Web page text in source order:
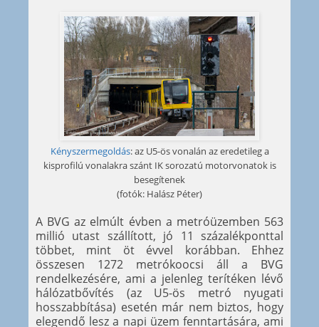
Kényszermegoldás: az U5-ös vonalán az eredetileg a
kisprofilú vonalakra szánt IK sorozatú motorvonatok is
besegítenek
(fotók: Halász Péter)
A BVG az elmúlt évben a metróüzemben 563
millió utast szállított, jó 11 százalékponttal
többet, mint öt évvel korábban. Ehhez
összesen 1272 metrókoocsi áll a BVG
rendelkezésére, ami a jelenleg terítéken lévő
hálózatbővítés (az U5-ös metró nyugati
hosszabbítása) esetén már nem biztos, hogy
elegendő lesz a napi üzem fenntartására, ami